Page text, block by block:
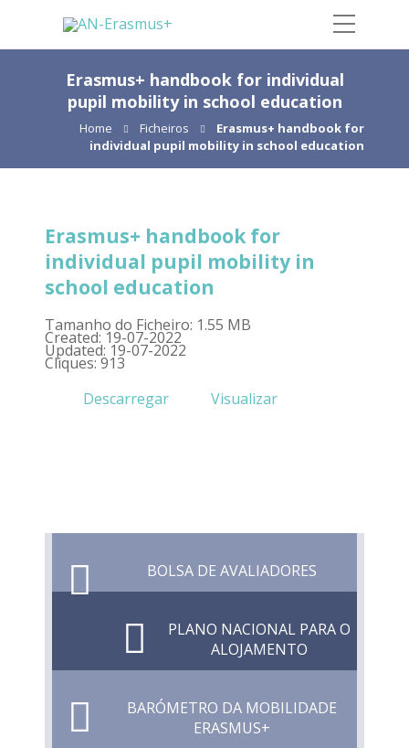
Erasmus+ handbook for individual
pupil mobility in school education
Home Ficheiros
Erasmus+ handbook for
individual pupil mobility in school education
Erasmus+ handbook for
individual pupil mobility in
school education
Tamanho do Ficheiro: 1.55 MB
Created: 19-07-2022
Updated: 19-07-2022
Cliques: 913
Descarregar
Visualizar
BOLSA DE AVALIADORES
PLANO NACIONAL PARA O
ALOJAMENTO
BARÓMETRO DA MOBILIDADE
ERASMUS+